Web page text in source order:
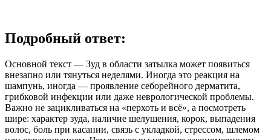
Подробный ответ:
Основной текст — Зуд в области затылка может появиться
внезапно или тянуться неделями. Иногда это реакция на
шампунь, иногда — проявление себорейного дерматита,
грибковой инфекции или даже неврологической проблемы.
Важно не зацикливаться на «перхоть и всё», а посмотреть
шире: характер зуда, наличие шелушения, корок, выпадения
волос, боль при касании, связь с укладкой, стрессом, шлемом